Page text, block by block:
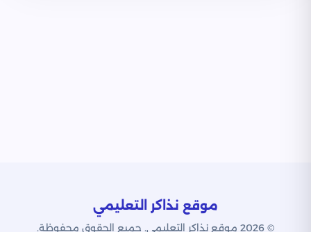
موقع نذاكر التعليمي
© 2026 موقع نذاكر التعليمي. جميع الحقوق محفوظة.